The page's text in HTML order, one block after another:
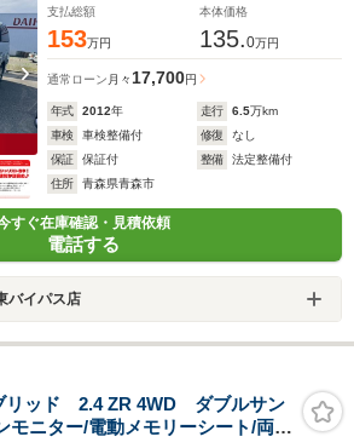
支払総額
153万円
本体価格
135.0万円
通常ローン 月々 17,700円
年式 2012年 走行 6.5万km
車検
車検整備付 修復
なし
保証
保証付 整備
法定整備付
住所
青森県青森市
すぐ在庫確認・見積依頼
電話する
バイパス店
リッド 2.4 ZR 4WD ダブルサン
モニター/電動メモリーシート/両側